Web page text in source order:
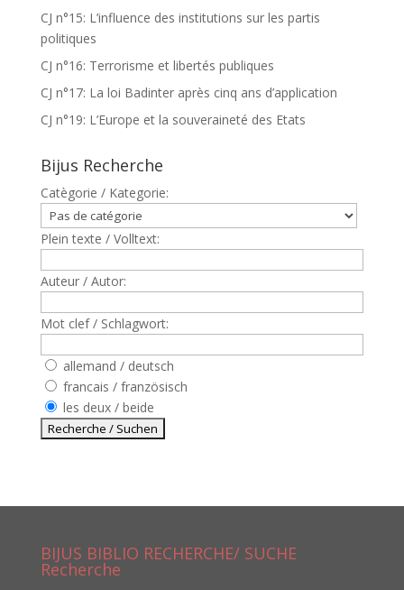
CJ n°15: L’influence des institutions sur les partis
politiques
CJ n°16: Terrorisme et libertés publiques
CJ n°17: La loi Badinter après cinq ans d’application
CJ n°19: L’Europe et la souveraineté des Etats
Bijus Recherche
Catègorie / Kategorie:
Plein texte / Volltext:
Auteur / Autor:
Mot clef / Schlagwort:
allemand / deutsch
francais / französisch
les deux / beide
BIJUS BIBLIO RECHERCHE/ SUCHE
Recherche